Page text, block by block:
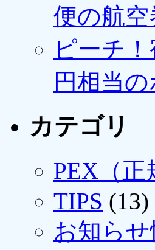
便の航空
ピーチ
円相当
カテゴリ
PEX（正
TIPS (13)
お知らせ